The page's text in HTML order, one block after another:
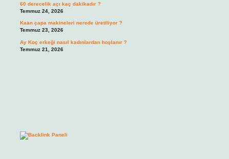
60 derecelik açı kaç dakikadır ?
Temmuz 24, 2026
Kaan çapa makineleri nerede üretiliyor ?
Temmuz 23, 2026
Ay Koç erkeği nasıl kadınlardan hoşlanır ?
Temmuz 21, 2026